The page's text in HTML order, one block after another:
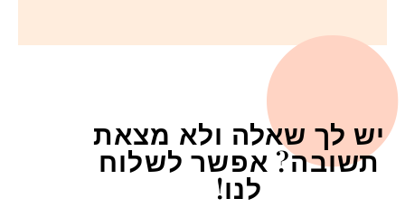
יש לך שאלה ולא מצאת
תשובה? אפשר לשלוח
לנו!